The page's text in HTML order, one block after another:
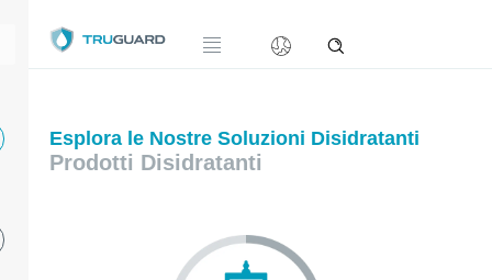
Esplora le Nostre Soluzioni Disidratanti
Prodotti Disidratanti